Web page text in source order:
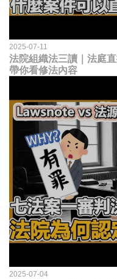
2025-07-11
法院組織法三讀｜法庭
帶你看修法內容
2025-07-04